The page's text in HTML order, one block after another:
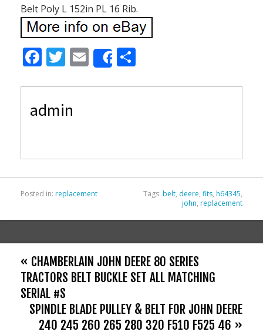
Belt Poly L 152in PL 16 Rib.
F
e
b
T
itt
er
E
m
ai
Share
ar
admin
Posted in: replacement Tags: belt, deere, fits, h64345,
john, replacement
« CHAMBERLAIN JOHN DEERE 80 SERIES
TRACTORS BELT BUCKLE SET ALL MATCHING
SERIAL #S
SPINDLE BLADE PULLEY & BELT FOR JOHN DEERE
240 245 260 265 280 320 F510 F525 46 »